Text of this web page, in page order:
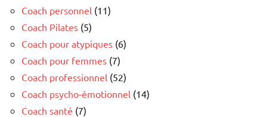
Coach personnel (11)
Coach Pilates (5)
Coach pour atypiques (6)
Coach pour femmes (7)
Coach professionnel (52)
Coach psycho-émotionnel (14)
Coach santé (7)